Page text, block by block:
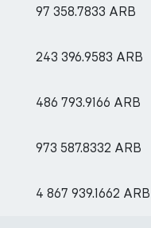
97 358.7833 ARB
243 396.9583 ARB
486 793.9166 ARB
973 587.8332 ARB
4 867 939.1662 ARB